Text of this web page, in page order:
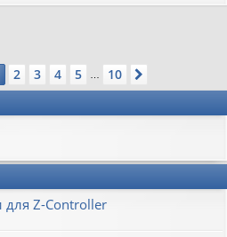
1of10
2 3 4 5 10
для Z-Controller